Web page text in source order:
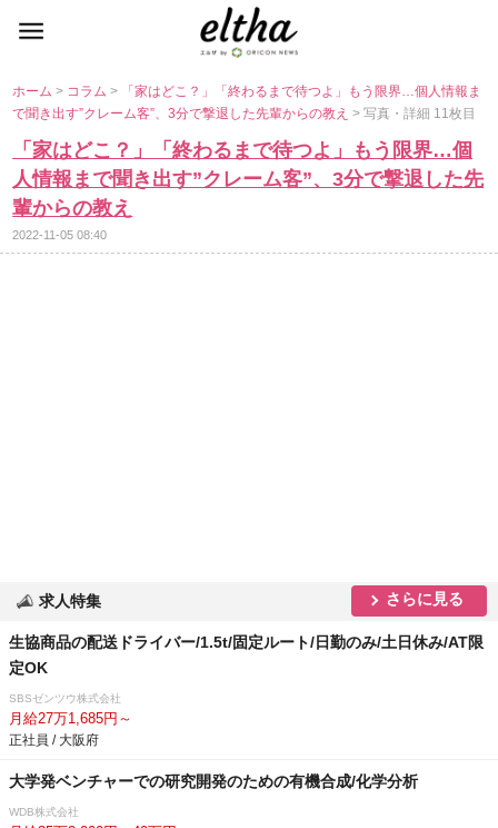
ホーム> コラム>
「家はどこ？」「終わるまで待つよ」もう限界…個人情報ま
で聞き出す”クレーム客”、3分で撃退した先輩からの教え> 写真・詳細 11枚目
「家はどこ？」「終わるまで待つよ」もう限界…個
人情報まで聞き出す”クレーム客”、3分で撃退した先
輩からの教え
2022-11-05 08:40
求人特集 さらに見る
生協商品の配送ドライバー/1.5t/固定ルート/日勤のみ/土日休み/AT限
定OK
SBSゼンツウ株式会社
月給27万1,685円～
正社員 / 大阪府
大学発ベンチャーでの研究開発のための有機合成/化学分析
WDB株式会社